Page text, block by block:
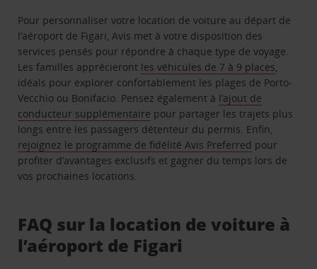
Pour personnaliser votre location de voiture au départ de
l’aéroport de Figari, Avis met à votre disposition des
services pensés pour répondre à chaque type de voyage.
Les familles apprécieront les véhicules de 7 à 9 places
idéals pour explorer confortablement les plages de Porto-
Vecchio ou Bonifacio. Pensez également à l’ajout de
conducteur supplémentaire pour partager les trajets plus
longs entre les passagers détenteur du permis. Enfin,
rejoignez le programme de fidélité Avis Preferred pour
profiter d’avantages exclusifs et gagner du temps lors de
vos prochaines locations.
FAQ sur la location de voiture à
l’aéroport de Figari